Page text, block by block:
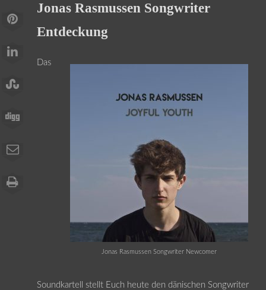
Jonas Rasmussen Songwriter
Entdeckung
Jonas Rasmussen Songwriter Newcomer
Das
Soundkartell stellt Euch heute den dänischen Songwriter